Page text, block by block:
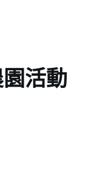
活動